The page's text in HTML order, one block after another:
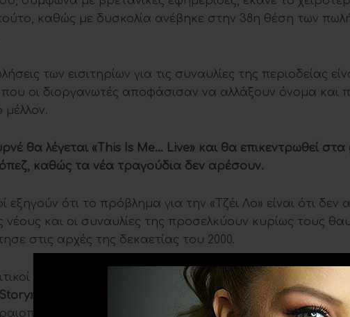
καθώς με δυσκολία ανέβηκε στην 38η θέση των
των εισιτηρίων για τις συναυλίες της περιοδείας
που οι διοργανωτές αποφάσισαν να αλλάξουν όνομα και
μέλλον.
θα λέγεται «This Is Me… Live» και θα επικεντρωθεί
καθώς τα νέα τραγούδια δεν αρέσουν.
εξηγούν ότι το πρόβλημα για την «Τζέι Λο» είναι ότι δεν
νέους και οι συναυλίες της προσελκύουν κυρίως τους
στις αρχές της δεκαετίας του 2000.
αλλά και το κοινό «χαντάκωσαν» την ταινία
«This is
που συνοδεύει το άλμπουμ, καθώς εμφανίζει μια
εκδοχή της ζωής της και του έρωτά της με